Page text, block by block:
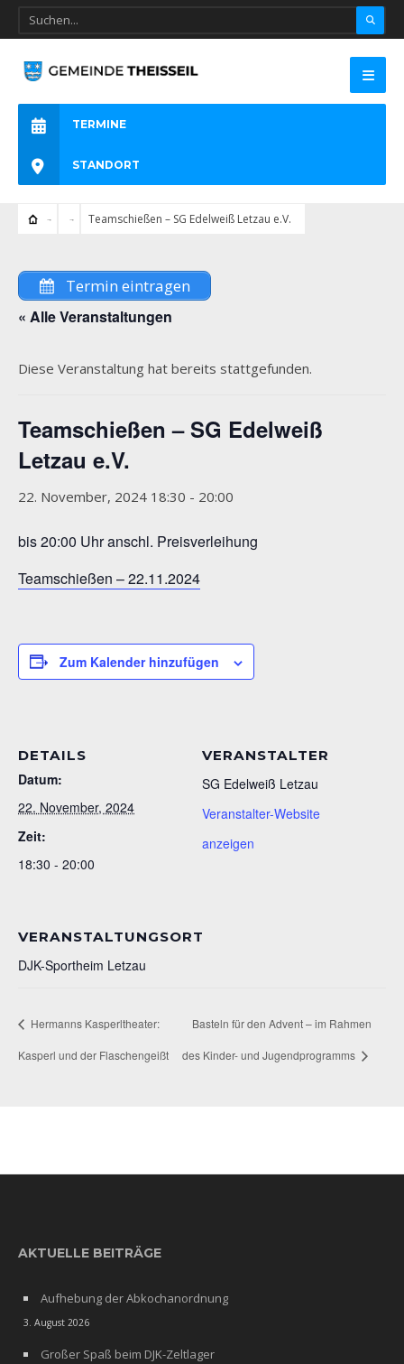
TERMINE
STANDORT
Teamschießen – SG Edelweiß Letzau e.V.
Termin eintragen
« Alle Veranstaltungen
Diese Veranstaltung hat bereits stattgefunden.
Teamschießen – SG Edelweiß
Letzau e.V.
22. November, 2024 18:30 - 20:00
bis 20:00 Uhr anschl. Preisverleihung
Teamschießen – 22.11.2024
Zum Kalender hinzufügen
DETAILS
Datum:
22. November, 2024
Zeit:
18:30 - 20:00
VERANSTALTER
SG Edelweiß Letzau
Veranstalter-Website
anzeigen
VERANSTALTUNGSORT
DJK-Sportheim Letzau
Hermanns Kasperltheater:
Kasperl und der Flaschengeißt
Basteln für den Advent – im Rahmen
des Kinder- und Jugendprogramms
AKTUELLE BEITRÄGE
Aufhebung der Abkochanordnung
3. August 2026
Großer Spaß beim DJK-Zeltlager